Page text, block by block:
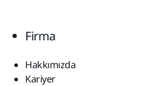
Firma
Hakkımızda
Kariyer